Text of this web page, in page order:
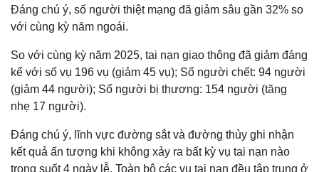
Đáng chú ý, số người thiệt mạng đã giảm sâu gần 32% so
với cùng kỳ năm ngoái.
So với cùng kỳ năm 2025, tai nạn giao thông đã giảm đáng
kể với số vụ 196 vụ (giảm 45 vụ); Số người chết: 94 người
(giảm 44 người); Số người bị thương: 154 người (tăng
nhẹ 17 người).
Đáng chú ý, lĩnh vực đường sắt và đường thủy ghi nhận
kết quả ấn tượng khi không xảy ra bất kỳ vụ tai nạn nào
trong suốt 4 ngày lễ. Toàn bộ các vụ tai nạn đều tập trung ở